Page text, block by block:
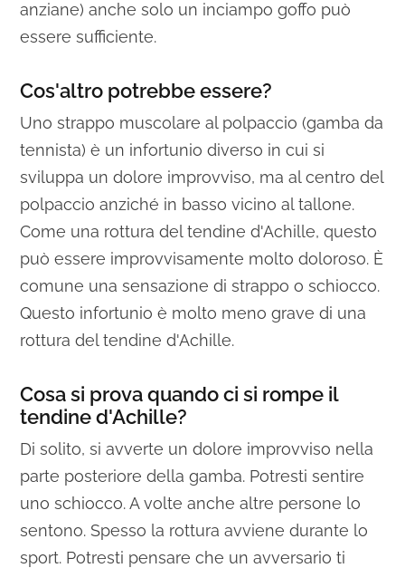
anziane) anche solo un inciampo goffo può
essere sufficiente.
Cos'altro potrebbe essere?
Uno strappo muscolare al polpaccio (gamba da
tennista) è un infortunio diverso in cui si
sviluppa un dolore improvviso, ma al centro del
polpaccio anziché in basso vicino al tallone.
Come una rottura del tendine d'Achille, questo
può essere improvvisamente molto doloroso. È
comune una sensazione di strappo o schiocco.
Questo infortunio è molto meno grave di una
rottura del tendine d'Achille.
Cosa si prova quando ci si rompe il
tendine d'Achille?
Di solito, si avverte un dolore improvviso nella
parte posteriore della gamba. Potresti sentire
uno schiocco. A volte anche altre persone lo
sentono. Spesso la rottura avviene durante lo
sport. Potresti pensare che un avversario ti